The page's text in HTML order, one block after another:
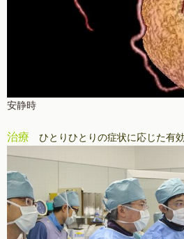
安静時
治療 ひとりひとりの症状に応じた有